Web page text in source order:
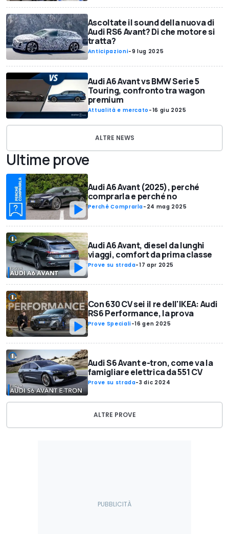
Ascoltate il sound della nuova di
Audi RS6 Avant? Di che motore si
tratta?
Anticipazioni-9 lug 2025
Audi A6 Avant vs BMW Serie 5
Touring, confronto tra wagon
premium
Attualità e mercato -16 giu 2025
ALTRE NEWS
Ultime prove
Audi A6 Avant (2025), perché
comprarla e perché no
Perché Comprarla- 24 mag 2025
Audi A6 Avant, diesel da lunghi
viaggi, comfort da prima classe
Prove su strada-17 apr 2025
Con 630 CV sei il re dell'IKEA: Audi
RS6 Performance, la prova
Prove Speciali-16 gen 2025
Audi S6 Avant e-tron, come va la
famigliare elettrica da 551 CV
Prove su strada-3 dic 2024
ALTRE PROVE